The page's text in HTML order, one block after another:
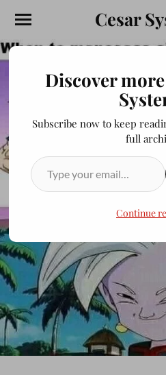
Cesar
Discover
Subscribe now to keep
full
Continue